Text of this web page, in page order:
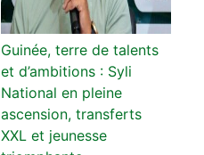
Guinée, terre de talents
et d’ambitions : Syli
National en pleine
ascension, transferts
XXL et jeunesse